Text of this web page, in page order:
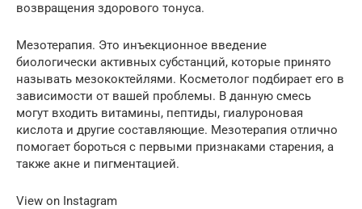
возвращения здорового тонуса.
Мезотерапия. Это инъекционное введение
биологически активных субстанций, которые принято
называть мезококтейлями. Косметолог подбирает его в
зависимости от вашей проблемы. В данную смесь
могут входить витамины, пептиды, гиалуроновая
кислота и другие составляющие. Мезотерапия отлично
помогает бороться с первыми признаками старения, а
также акне и пигментацией.
View on Instagram